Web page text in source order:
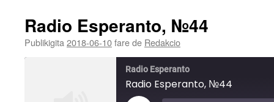
Radio Esperanto, №44
Publikigita 2018-06-10fare de Redakcio
Radio Esperanto
Radio Esperanto, №44